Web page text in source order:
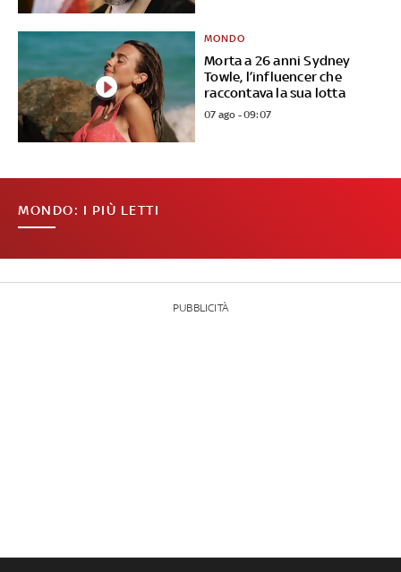
Morta a 26 anni Sydney
Towle, l’influencer che
raccontava la sua lotta
MONDO
07 ago - 09:07
MONDO: I PIÙ LETTI
PUBBLICITÀ